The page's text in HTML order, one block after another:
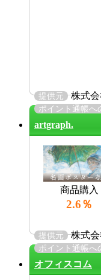
提供元 株式
ポイント通帳へ
artgraph.
商品購入
2.6％
提供元 株式
ポイント通帳へ
オフィスコム